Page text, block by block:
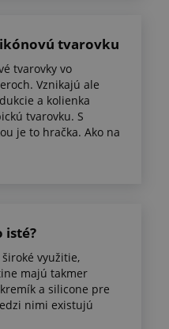
tvarovku
tvarovky vo
Vznikajú ale
a kolienka
tvarovku. S
je to hračka. Ako na
isté?
využitie,
majú takmer
a silicone pre
nimi existujú